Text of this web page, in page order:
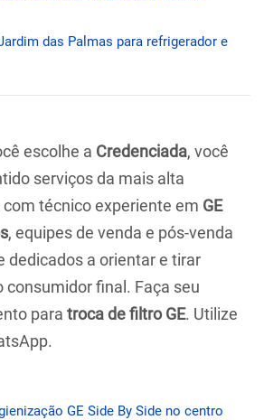
das Palmas para refrigerador e
escolhe a Credenciada, você
serviços da mais alta
com técnico experiente em GE
, equipes de venda e pós-venda
dedicados a orientar e tirar
consumidor final. Faça seu
para troca de filtro GE. Utilize
GE Side By Side no centro